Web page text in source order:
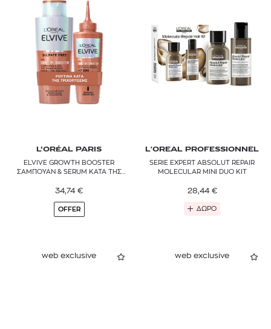
L’ORÉAL PARIS
ELVIVE GROWTH BOOSTER
ΣΑΜΠΟΥΑΝ & SERUM ΚΑΤΑ ΤΗΣ
34,74 €
OFFER
L'OREAL PROFESSIONNEL
SERIE EXPERT ABSOLUT REPAIR
MOLECULAR MINI DUO KIT
28,44 €
ΔΩΡΟ
web exclusive web exclusive